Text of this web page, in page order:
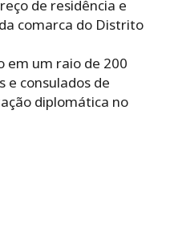
de residência e
comarca do Distrito
em um raio de 200
e consulados de
diplomática no